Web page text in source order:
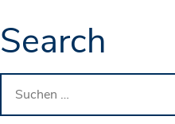
Search
Suchen